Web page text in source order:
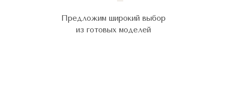
Предложим широкий выбор
из готовых моделей